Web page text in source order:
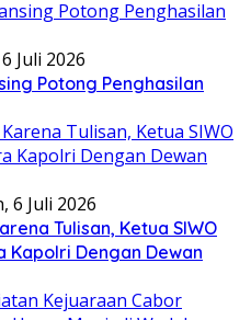
Juli 2026
Potong Penghasilan
6 Juli 2026
Tulisan, Ketua SIWO
Kapolri Dengan Dewan